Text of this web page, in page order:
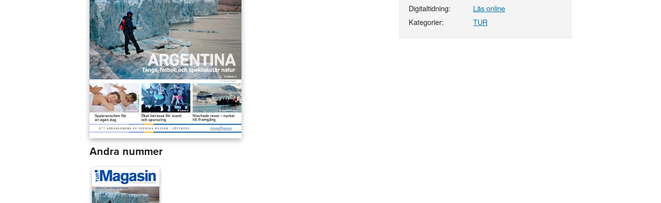
Digitaltidning:
Läs online
Kategorier:
TUR
Andra nummer